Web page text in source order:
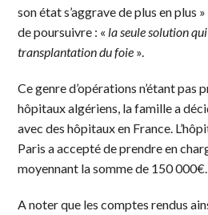
son état s’aggrave de plus en plus
de poursuivre : « la seule solution
transplantation du foie ».
Ce genre d’opérations n’étant pas
hôpitaux algériens, la famille a
avec des hôpitaux en France.
Paris a accepté de prendre en
moyennant la somme de 150 000€.
A noter que les comptes rendus